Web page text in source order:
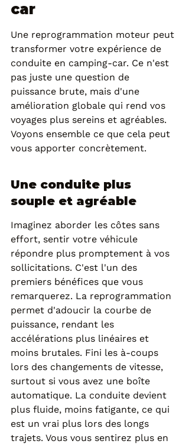
car
Une reprogrammation moteur peut
transformer votre expérience de
conduite en camping-car. Ce n'est
pas juste une question de
puissance brute, mais d'une
amélioration globale qui rend vos
voyages plus sereins et agréables.
Voyons ensemble ce que cela peut
vous apporter concrètement.
Une conduite plus
souple et agréable
Imaginez aborder les côtes sans
effort, sentir votre véhicule
répondre plus promptement à vos
sollicitations. C'est l'un des
premiers bénéfices que vous
remarquerez. La reprogrammation
permet d'adoucir la courbe de
puissance, rendant les
accélérations plus linéaires et
moins brutales. Fini les à-coups
lors des changements de vitesse,
surtout si vous avez une boîte
automatique. La conduite devient
plus fluide, moins fatigante, ce qui
est un vrai plus lors des longs
trajets. Vous vous sentirez plus en